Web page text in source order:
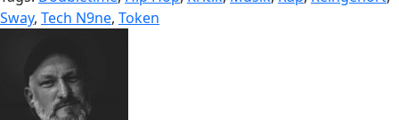
Sway, Tech N9ne, Token